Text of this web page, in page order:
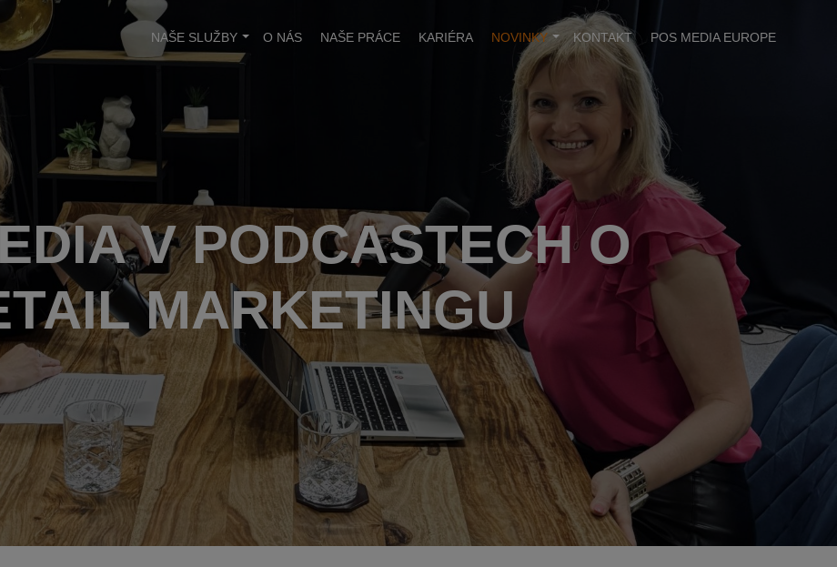
NAŠE SLUŽBY O NÁS NAŠE PRÁCE KARIÉRA NOVINKY KONTAKT POS MEDIA EUROPE
V PODCASTECH O
MARKETINGU